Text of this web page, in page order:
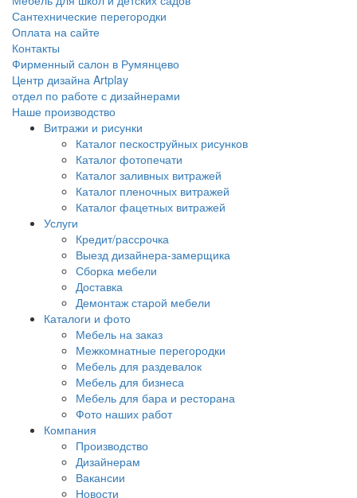
Сантехнические перегородки
Оплата на сайте
Контакты
Фирменный салон в Румянцево
Центр дизайна Artplay
отдел по работе с дизайнерами
Наше производство
Витражи и рисунки
Каталог пескоструйных рисунков
Каталог фотопечати
Каталог заливных витражей
Каталог пленочных витражей
Каталог фацетных витражей
Услуги
Кредит/рассрочка
Выезд дизайнера-замерщика
Сборка мебели
Доставка
Демонтаж старой мебели
Каталоги и фото
Мебель на заказ
Межкомнатные перегородки
Мебель для раздевалок
Мебель для бизнеса
Мебель для бара и ресторана
Фото наших работ
Компания
Производство
Дизайнерам
Вакансии
Новости